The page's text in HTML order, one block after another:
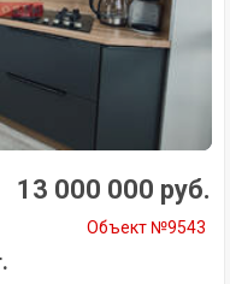
13 000 000 руб.
Объект №9543